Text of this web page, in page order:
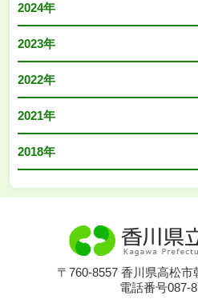
2024年
2023年
2022年
2021年
2018年
〒760-8557 香川県高松
電話番号087-